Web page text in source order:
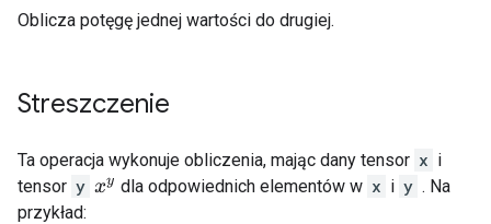
Oblicza potęgę jednej wartości do drugiej.
Streszczenie
Ta operacja wykonuje obliczenia, mając dany tensor x i
tensor y xy dla odpowiednich elementów w x i y . Na
przykład: